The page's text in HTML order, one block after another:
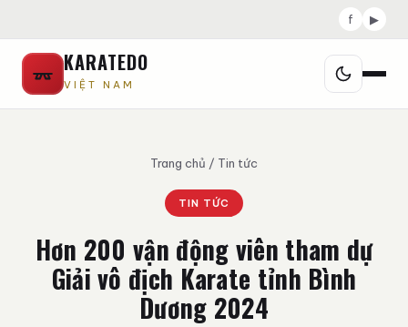
f ▶
KARATEDO
VIỆT NAM
Trang chủ / Tin tức
TIN TỨC
Hơn 200 vận động viên tham dự
Giải vô địch Karate tỉnh Bình
Dương 2024